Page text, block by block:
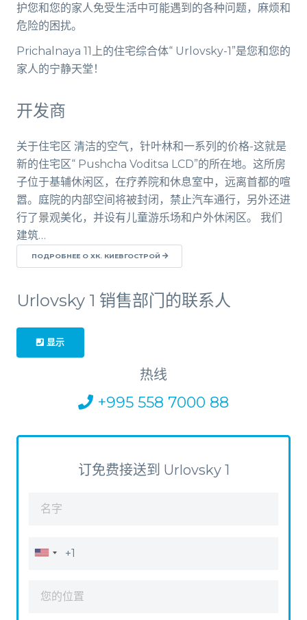
护您和您的家人免受生活中可能遇到的各种问题，麻烦和
危险的困扰。
Prichalnaya 11上的住宅综合体“ Urlovsky-1”是您和您的
家人的宁静天堂！
开发商
关于住宅区 清洁的空气，针叶林和一系列的价格-这就是
新的住宅区“ Pushcha Voditsa LCD”的所在地。这所房
子位于基辅休闲区，在疗养院和休息室中，远离首都的喧
嚣。庭院的内部空间将被封闭，禁止汽车通行，另外还进
行了景观美化，并设有儿童游乐场和户外休闲区。 我们
建筑…
ПОДРОБНЕЕ О ХК. КИЕВГОСТРОЙ
Urlovsky 1 销售部门的联系人
显示
热线
+995 558 7000 88
订免费接送到 Urlovsky 1